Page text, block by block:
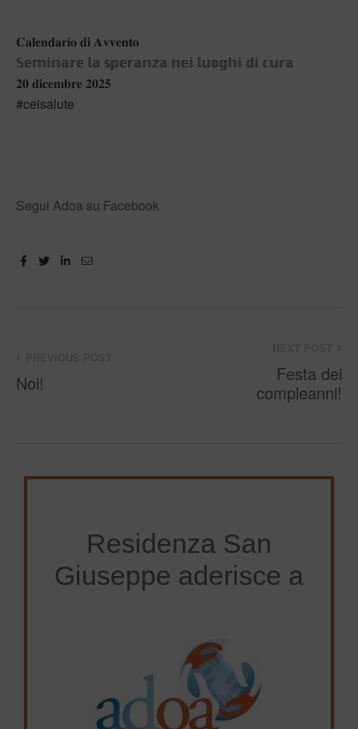
𝐂𝐚𝐥𝐞𝐧𝐝𝐚𝐫𝐢𝐨 𝐝𝐢 𝐀𝐯𝐯𝐞𝐧𝐭𝐨
𝕊𝕖𝕞𝕚𝕟𝕒𝕣𝕖 𝕝𝕒 𝕤𝕡𝕖𝕣𝕒𝕟𝕫𝕒 𝕟𝕖𝕚 𝕝𝕦𝕠𝕘𝕙𝕚 𝕕𝕚 𝕔𝕦𝕣𝕒
𝟐𝟎 𝐝𝐢𝐜𝐞𝐦𝐛𝐫𝐞 𝟐𝟎𝟐𝟓
#ceisalute
Segui Adoa su Facebook
FacebookTwitterLinkedin
Email
Noi!
Festa dei
compleanni!
Residenza San
Giuseppe aderisce a